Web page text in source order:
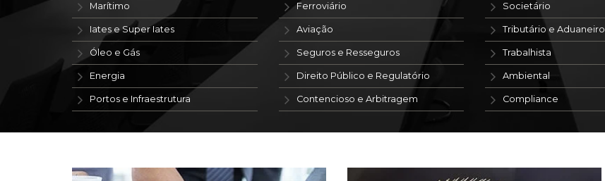
Marítimo
Iates e Super Iates
Óleo e Gás
Energia
Portos e Infraestrutura
Ferroviário
Aviação
Seguros e Resseguros
Direito Público e Regulatório
Contencioso e Arbitragem
Societário
Tributário e Aduaneiro
Trabalhista
Ambiental
Compliance